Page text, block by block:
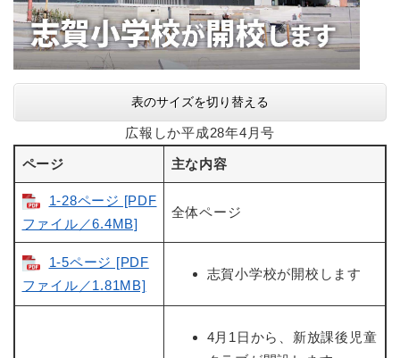
表のサイズを切り替える
広報しか平成28年4月号
ページ 主な内容
1-28ページ [PDF
ファイル／6.4MB]
全体ページ
1-5ページ [PDF
ファイル／1.81MB]
志賀小学校が開校します
4月1日から、新放課後児童